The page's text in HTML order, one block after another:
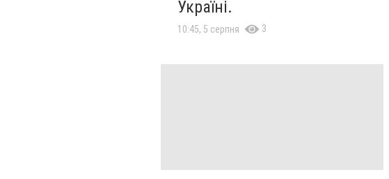
Україні.
10:45, 5 серпня 3